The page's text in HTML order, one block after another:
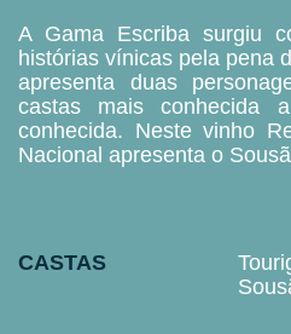
A Gama Escriba surgiu
histórias vínicas pela pena
apresenta duas
castas mais conhecida
conhecida. Neste vinho
Nacional apresenta o
CASTAS